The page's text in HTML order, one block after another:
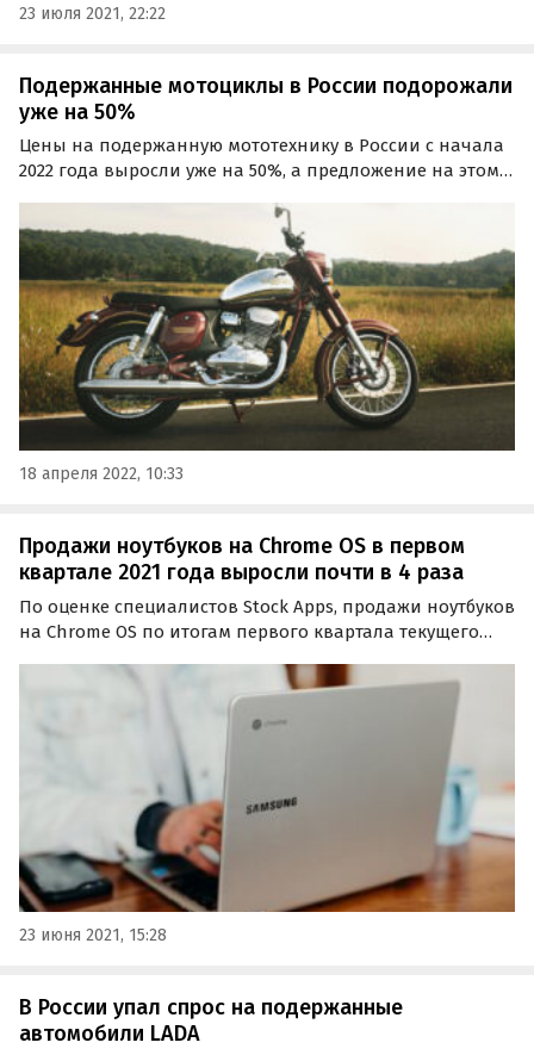
23 июля 2021, 22:22
Подержанные мотоциклы в России подорожали
уже на 50%
Цены на подержанную мототехнику в России с начала
2022 года выросли уже на 50%, а предложение на этом
результатов свежего исследования экспертов
автомобильного портала Drom.ru.
18 апреля 2022, 10:33
Продажи ноутбуков на Chrome OS в первом
квартале 2021 года выросли почти в 4 раза
По оценке специалистов Stock Apps, продажи ноутбуков
на Chrome OS по итогам первого квартала текущего
гаджеты — ноутбуки и планшеты с Chrome OS
пользуются повышенным спросом.
23 июня 2021, 15:28
В России упал спрос на подержанные
автомобили LADA